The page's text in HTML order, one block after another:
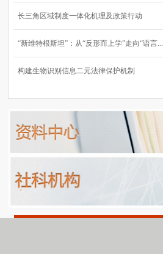
长三角区域制度一体化机理及政策行动
“新维特根斯坦”：从“反形而上学”走向“语言...
构建生物识别信息二元法律保护机制